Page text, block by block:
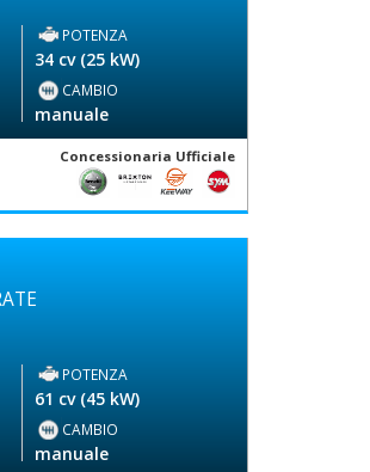
POTENZA
34 cv (25 kW)
CAMBIO
manuale
Concessionaria Ufficiale
POTENZA
61 cv (45 kW)
CAMBIO
manuale